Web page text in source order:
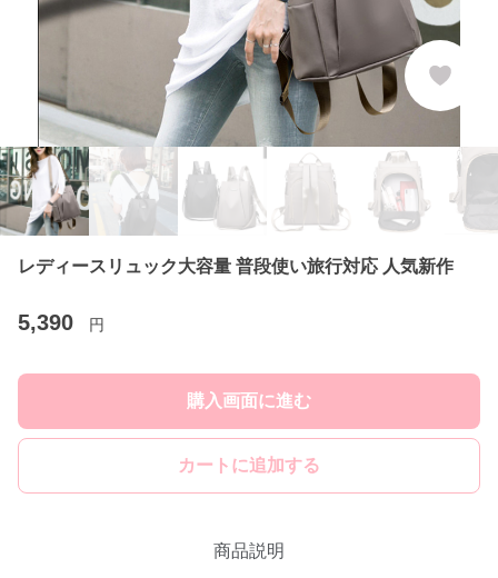
レディースリュック大容量 普段使い旅行対応 人気新作
5,390 円
購入画面に進む
カートに追加する
商品説明